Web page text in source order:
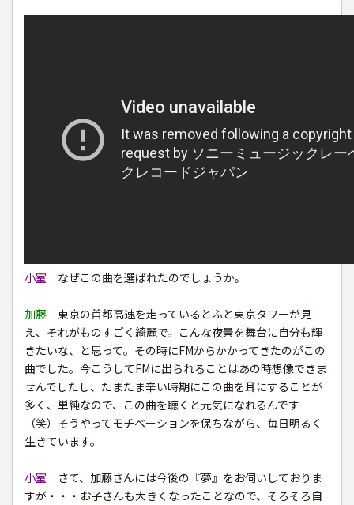
小室 なぜこの曲を選ばれたのでしょうか。
加藤 東京の首都高速を走っているとふと東京タワーが見
え、それがものすごく綺麗で。こんな夜景を舞台に自分も輝
きたいな、と思って。その時にFMからかかってきたのがこの
曲でした。今こうしてFMに出られることはあの時想像できま
せんでしたし、たまたま辛い時期にこの曲を耳にすることが
多く、単純なので、この曲を聴くと元気になれるんです
（笑）そうやってモチベーションを保ちながら、毎日明るく
生きています。
小室 さて、加藤さんには今後の『夢』をお伺いしておりま
すが・・・お子さんも大きくなったことなので、そろそろ自